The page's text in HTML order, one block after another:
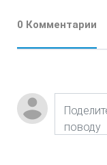
0 Комментарии